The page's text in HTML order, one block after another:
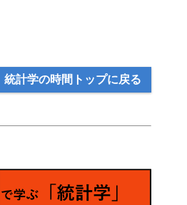
統計学の時間トップに戻る